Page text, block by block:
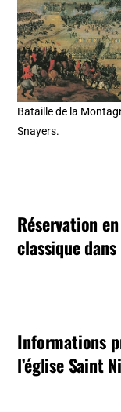
Bataille de la
Snayers.
Réservation
classique dans
Informations
l’église Saint